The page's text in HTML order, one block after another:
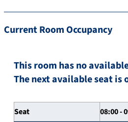
Current Room Occupancy
This room has no
The next available seat is
Seat 08:00 -